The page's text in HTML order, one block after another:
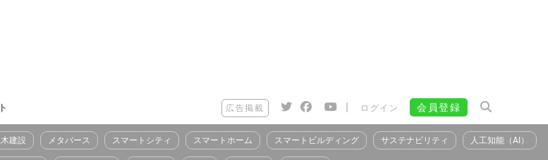
広告掲載 | ログイン 会員登録
建設 メタバース スマートシティ スマートホーム スマートビルディング サステナビリティ 人工知能（AI）